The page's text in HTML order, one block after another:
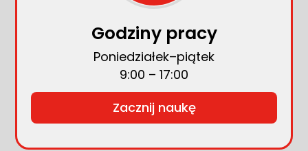
Godziny pracy
Poniedziałek–piątek
9:00 – 17:00
Zacznij naukę